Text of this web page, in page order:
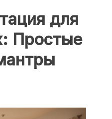
для
Простые